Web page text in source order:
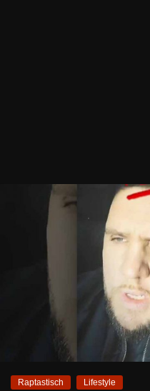
Raptastisch Lifestyle